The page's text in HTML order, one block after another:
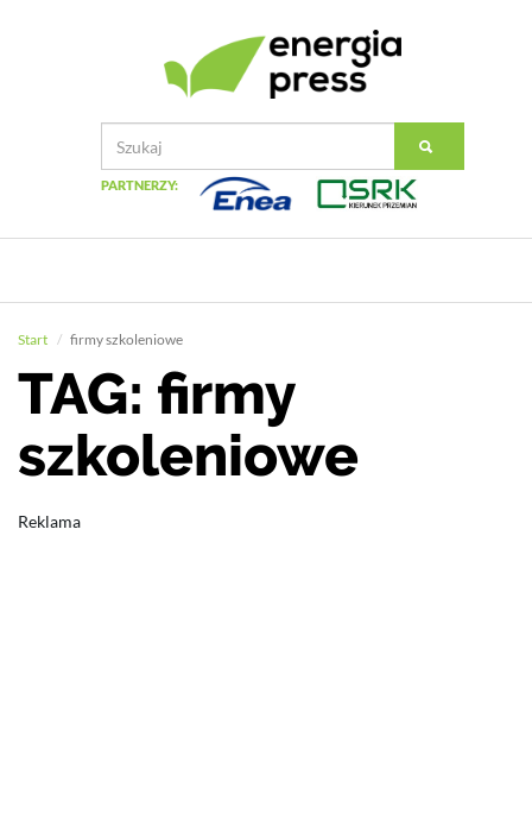
PARTNERZY:
Start firmy szkoleniowe
TAG: firmy
szkoleniowe
Reklama